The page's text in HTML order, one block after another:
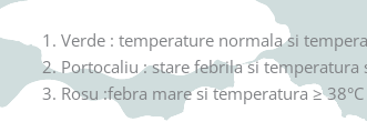
Verde : temperature normala si
Portocaliu : stare febrila si temperatura
Rosu :febra mare si temperatura ≥ 38°C